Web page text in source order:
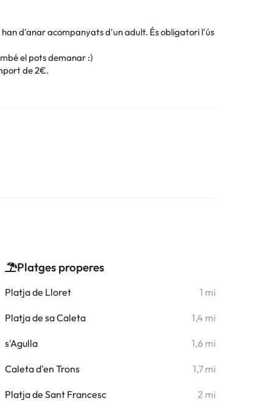
d'anar acompanyats d'un adult. És obligatori l'ús
el pots demanar :)
de 2€.
Platges properes
Platja de Lloret 1 mi
Platja de sa Caleta 1,4 mi
s'Agulla 1,6 mi
Caleta d'en Trons 1,7 mi
Platja de Sant Francesc 2 mi